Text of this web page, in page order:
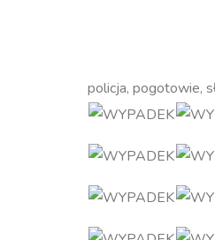
policja, pogotowie,